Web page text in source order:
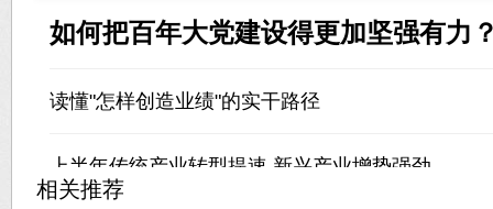
相关推荐